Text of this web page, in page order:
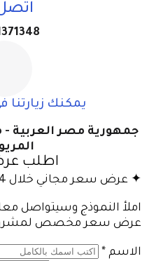
يمكنك زيارتنا
جمهورية مصر العربية
اطلب
✦ عرض سعر مجاني خلال 24 ساعة
املأ النموذج وسيتواصل
عرض سعر مخصص
الاسم *